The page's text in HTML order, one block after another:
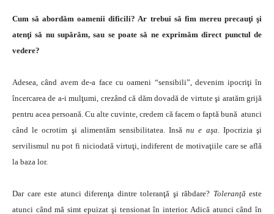
Cum să abordăm oamenii dificili? Ar trebui să fim mereu precauţi şi
atenţi să nu supărăm, sau se poate să ne exprimăm direct punctul de
vedere?
Adesea, când avem de-a face cu oameni “sensibili”, devenim ipocriţi în
încercarea de a-i mulţumi, crezând că dăm dovadă de virtute şi aratăm grijă
pentru acea persoană. Cu alte cuvinte, credem că facem o faptă bună atunci
când le ocrotim şi alimentăm sensibilitatea. Insănu e aşa. Ipocrizia şi
servilismul nu pot fi niciodată virtuţi, indiferent de motivaţiile care se află
la baza lor.
Dar care este atunci diferenţa dintre toleranţă şi răbdare? Toleranţă este
atunci când mă simt epuizat şi tensionat în interior. Adică atunci când în